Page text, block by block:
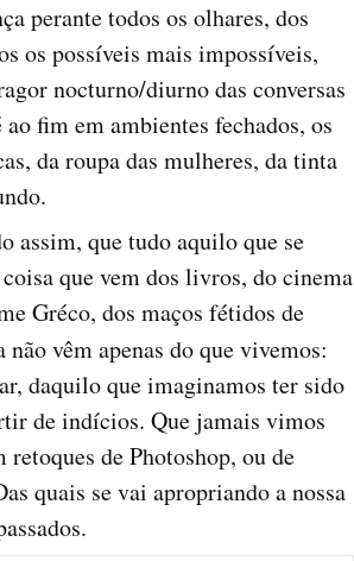
perante todos os olhares, dos
os possíveis mais impossíveis,
nocturno/diurno das conversas
fim em ambientes fechados, os
da roupa das mulheres, da tinta
assim, que tudo aquilo que se
que vem dos livros, do cinema
Gréco, dos maços fétidos de
não vêm apenas do que vivemos:
daquilo que imaginamos ter sido
de indícios. Que jamais vimos
de Photoshop, ou de
quais se vai apropriando a nossa